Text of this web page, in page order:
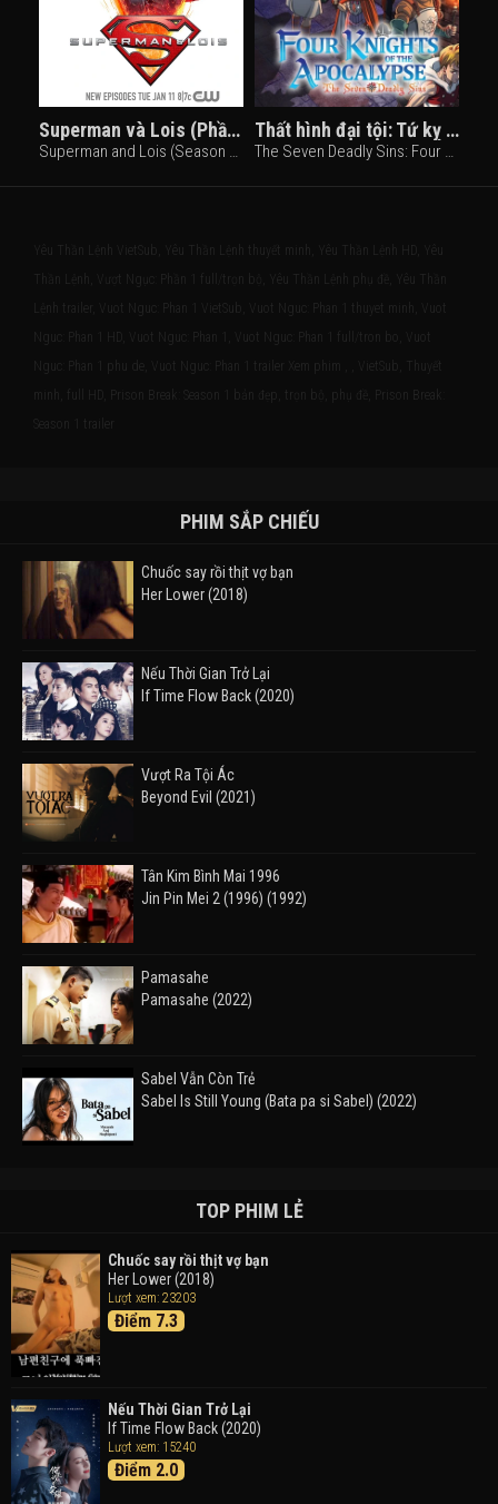
Superman và Lois (Phần 2)
Superman and Lois (Season 2) (2022)
Thất hình đại tội: Tứ kỵ sĩ Khải Huyền (Phần 2)
The Seven Deadly Sins: Four Knights of the Apocalypse (2024)
Yêu Thần Lệnh VietSub, Yêu Thần Lệnh thuyết minh, Yêu Thần Lệnh HD, Yêu
Thần Lệnh, Vượt Ngục: Phần 1 full/trọn bộ, Yêu Thần Lệnh phụ đề, Yêu Thần
Lệnh trailer, Vuot Nguc: Phan 1 VietSub, Vuot Nguc: Phan 1 thuyet minh, Vuot
Nguc: Phan 1 HD, Vuot Nguc: Phan 1, Vuot Nguc: Phan 1 full/tron bo, Vuot
Nguc: Phan 1 phu de, Vuot Nguc: Phan 1 trailer Xem phim , , VietSub, Thuyết
minh, full HD, Prison Break: Season 1 bản đẹp, trọn bộ, phụ đề, Prison Break:
Season 1 trailer
PHIM SẮP CHIẾU
Chuốc say rồi thịt vợ bạn
Her Lower (2018)
Nếu Thời Gian Trở Lại
If Time Flow Back (2020)
Vượt Ra Tội Ác
Beyond Evil (2021)
Tân Kim Bình Mai 1996
Jin Pin Mei 2 (1996) (1992)
Pamasahe
Pamasahe (2022)
Sabel Vẫn Còn Trẻ
Sabel Is Still Young (Bata pa si Sabel) (2022)
Takas (2024)
Thám Tử Lừng Danh Conan 26: Tàu Ngầm Sắt Màu
Đen
Detective Conan: Black Iron Submarine (2023)
Trong Tranh
Doraemon the Movie: Nobita's Art World Tales (2025)
Tháng Ngày Tươi Đẹp
TOP PHIM LẺ
Chuốc say rồi thịt vợ bạn
Her Lower (2018)
Lượt xem: 23203
Điểm 7.3
Nếu Thời Gian Trở Lại
If Time Flow Back (2020)
Lượt xem: 15240
Điểm 2.0